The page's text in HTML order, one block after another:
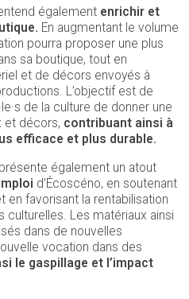
également enrichir et
En augmentant le volume
pourra proposer une plus
sa boutique, tout en
et de décors envoyés à
L’objectif est de
de la culture de donner une
et décors, contribuant ainsi à
efficace et plus durable.
également un atout
d’Écoscéno, en soutenant
en favorisant la rentabilisation
culturelles. Les matériaux ainsi
dans de nouvelles
vocation dans des
le gaspillage et l’impact